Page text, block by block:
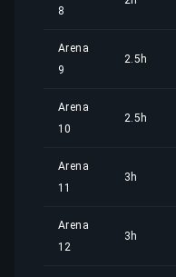
8
Arena
9
2.5h
Arena
10
2.5h
Arena
11
3h
Arena
12
3h